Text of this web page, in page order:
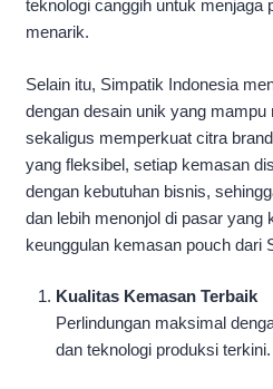
teknologi canggih untuk menjaga
menarik.
Selain itu, Simpatik Indonesia
dengan desain unik yang
sekaligus memperkuat citra
yang fleksibel, setiap kemasan
dengan kebutuhan bisnis,
dan lebih menonjol di pasar yang
keunggulan kemasan pouch dari
Kualitas Kemasan Terbaik
Perlindungan maksimal
dan teknologi produksi terkini.